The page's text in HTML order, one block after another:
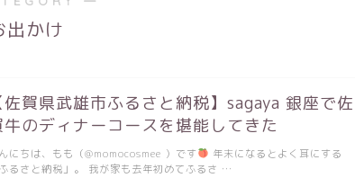
出かけ
佐賀県武雄市ふるさと納税】sagaya 銀座で佐
牛のディナーコースを堪能してきた
にちは、もも（@momocosmee ）です
年末になるとよく耳にする
るさと納税」。 我が家も去年初めてふるさ …